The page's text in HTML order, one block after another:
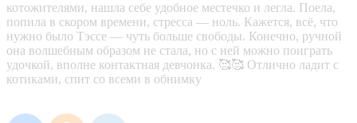
котожителями, нашла себе удобное местечко и легла. Поела,
попила в скором времени, стресса — ноль. Кажется, всё, что
нужно было Тэссе — чуть больше свободы. Конечно, ручной
она волшебным образом не стала, но с ней можно поиграть
удочкой, вполне контактная девчонка. 🥰🥰 Отлично ладит с
котиками, спит со всеми в обнимку